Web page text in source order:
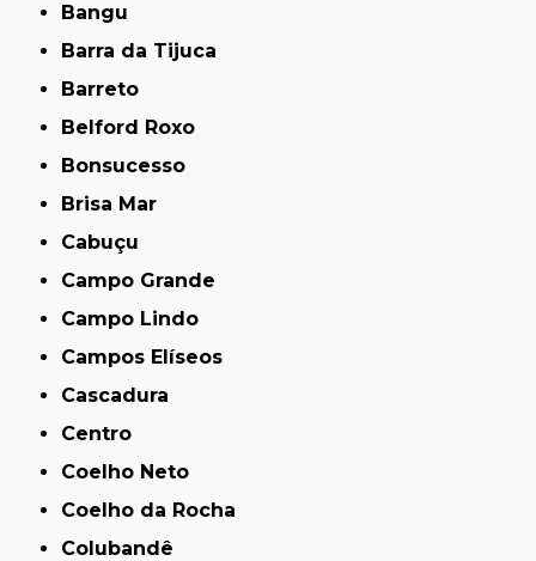
Bangu
Barra da Tijuca
Barreto
Belford Roxo
Bonsucesso
Brisa Mar
Cabuçu
Campo Grande
Campo Lindo
Campos Elíseos
Cascadura
Centro
Coelho Neto
Coelho da Rocha
Colubandê